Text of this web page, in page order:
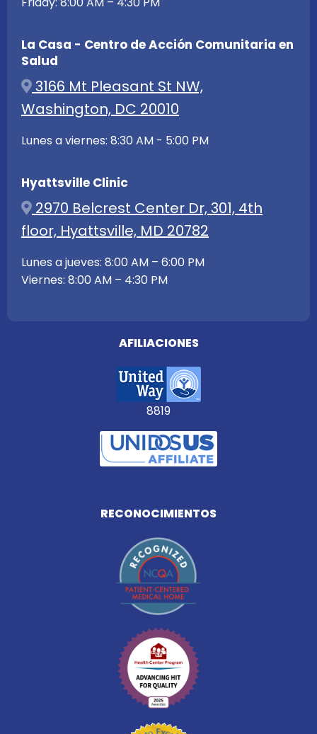
La Casa - Centro de Acción Comunitaria en
Salud
3166 Mt Pleasant St NW,
Washington, DC 20010
Lunes a viernes: 8:30 AM - 5:00 PM
Hyattsville Clinic
2970 Belcrest Center Dr, 301, 4th
floor, Hyattsville, MD 20782
Lunes a jueves: 8:00 AM – 6:00 PM
Viernes: 8:00 AM – 4:30 PM
AFILIACIONES
8819
RECONOCIMIENTOS